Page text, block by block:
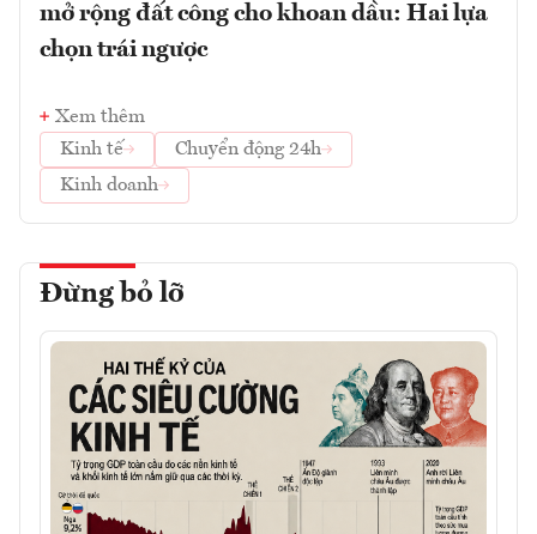
mở rộng đất công cho khoan dầu: Hai lựa
chọn trái ngược
Xem thêm
Kinh tế
Chuyển động 24h
Kinh doanh
Đừng bỏ lỡ